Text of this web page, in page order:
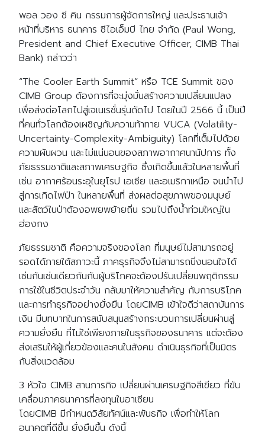
พอล วอง ชี คิน กรรมการผู้จัดการใหญ่ และประธานเจ้า
หน้าที่บริหาร ธนาคาร ซีไอเอ็มบี ไทย จำกัด (Paul Wong,
President and Chief Executive Officer, CIMB Thai
Bank) กล่าวว่า
“The Cooler Earth Summit” หรือ TCE Summit ของ
CIMB Group ต้องการที่จะมุ่งมั่นสร้างความเปลี่ยนแปลง
เพื่อส่งต่อโลกไปสู่เจเนเรชั่นรุ่นถัดไป โดยในปี 2566 นี้ เป็นปี
ที่คนทั่วโลกต้องเผชิญกับความท้าทาย VUCA (Volatility-
Uncertainty-Complexity-Ambiguity) โลกที่เต็มไปด้วย
ความผันผวน และไม่แน่นอนของสภาพอากาศนานัปการ ทั้ง
ภัยธรรมชาติและสภาพเศรษฐกิจ ซึ่งเกิดขึ้นแล้วในหลายพื้นที่
เช่น อากาศร้อนระอุในยุโรป เอเชีย และอเมริกาเหนือ จนนำไป
สู่การเกิดไฟป่า ในหลายพื้นที่ ส่งผลต่อสุขภาพของมนุษย์
และสัตว์ในป่าต้องอพยพย้ายถิ่น รวมไปถึงน้ำท่วมใหญ่ใน
ฮ่องกง
ภัยธรรมชาติ คือความจริงของโลก ที่มนุษย์ไม่สามารถอยู่
รอดได้ภายใต้สภาวะนี้ ภาคธุรกิจจึงไม่สามารถนิ่งนอนใจได้
เช่นกันเช่นเดียวกันกับผู้บริโภคจะต้องปรับเปลี่ยนพฤติกรรม
การใช้ในชีวิตประจำวัน กลับมาให้ความสำคัญ กับการบริโภค
และการทำธุรกิจอย่างยั่งยืน โดยCIMB เข้าใจดีว่าสถาบันการ
เงิน มีบทบาทในการสนับสนุนสร้างกระบวนการเปลี่ยนผ่านสู่
ความยั่งยืน ที่ไม่ใช่เพียงภายในธุรกิจของธนาคาร แต่จะต้อง
ส่งเสริมให้ผู้เกี่ยวข้องและคนในสังคม ดำเนินธุรกิจที่เป็นมิตร
กับสิ่งแวดล้อม
3 หัวใจ CIMB สานภารกิจ เปลี่ยนผ่านเศรษฐกิจสีเขียว ที่ขับ
เคลื่อนภาคธนาคารที่ลงทุนในอาเซียน
โดยCIMB มีกำหนดวิสัยทัศน์และพันธกิจ เพื่อทำให้โลก
อนาคตที่ดีขึ้น ยั่งยืนขึ้น ดังนี้